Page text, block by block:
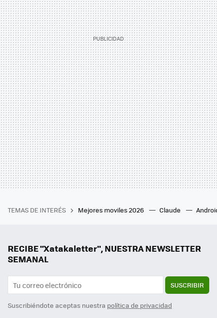
TEMAS DE INTERÉS Mejores moviles 2026 Claude
RECIBE "Xatakaletter", NUESTRA NEWSLETTER
SEMANAL
SUSCRIBIR
Suscribiéndote aceptas nuestra política de privacidad